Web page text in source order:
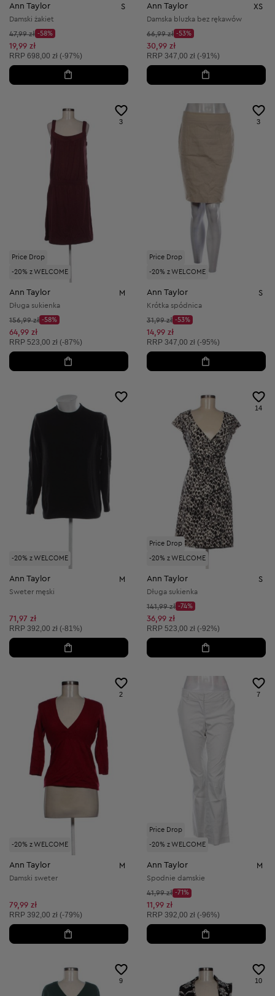
Ann Taylor S
Damski żakiet
Cena początkowa:
47,99 zł
Discount Price:
-58%
Obniżona cena:
19,99 zł
Cena sugerowana:
RRP 698,00 zł (-97%)
Ann Taylor XS
Damska bluzka bez rękawów
Cena początkowa:
66,99 zł
Discount Price:
-53%
Obniżona cena:
30,99 zł
Cena sugerowana:
RRP 347,00 zł (-91%)
Price Drop
-20% z WELCOME
3
Ann Taylor M
Długa sukienka
Cena początkowa:
156,99 zł
Discount Price:
-58%
Obniżona cena:
64,99 zł
Cena sugerowana:
RRP 523,00 zł (-87%)
Price Drop
-20% z WELCOME
3
Ann Taylor S
Krótka spódnica
Cena początkowa:
31,99 zł
Discount Price:
-53%
Obniżona cena:
14,99 zł
Cena sugerowana:
RRP 347,00 zł (-95%)
-20% z WELCOME
Ann Taylor M
Sweter męski
71,97 zł
Cena sugerowana:
RRP 392,00 zł (-81%)
Price Drop
-20% z WELCOME
14
Ann Taylor S
Długa sukienka
Cena początkowa:
141,99 zł
Discount Price:
-74%
Obniżona cena:
36,99 zł
Cena sugerowana:
RRP 523,00 zł (-92%)
-20% z WELCOME
2
Ann Taylor M
Damski sweter
79,99 zł
Cena sugerowana:
RRP 392,00 zł (-79%)
Price Drop
-20% z WELCOME
7
Ann Taylor M
Spodnie damskie
Cena początkowa:
41,99 zł
Discount Price:
-71%
Obniżona cena:
11,99 zł
Cena sugerowana:
RRP 392,00 zł (-96%)
9 10